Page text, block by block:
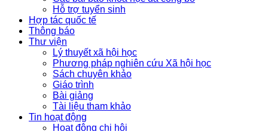
Hỗ trợ tuyển sinh
Hợp tác quốc tế
Thông báo
Thư viện
Lý thuyết xã hội học
Phương pháp nghiên cứu Xã hội học
Sách chuyên khảo
Giáo trình
Bài giảng
Tài liệu tham khảo
Tin hoạt động
Hoạt động chi hội